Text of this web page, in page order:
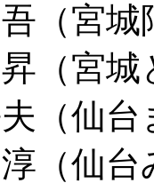
宮城
宮城
仙台
仙台み